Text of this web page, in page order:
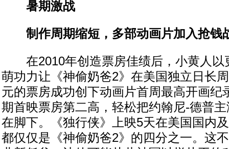
暑期激战
制作周期缩短，多部动画片加入抢钱
在2010年创造票房佳绩后，小黄人以
萌功力让《神偷奶爸2》在美国独立日长
元的票房成功创下动画片首周最高开画纪
期首映票房第二高，轻松把约翰尼-德普
在脚下。《独行侠》上映5天在美国国内
都仅仅是《神偷奶爸2》的四分之一。这